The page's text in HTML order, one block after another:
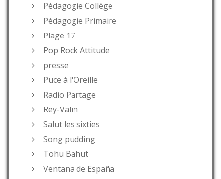
Pédagogie Collège
Pédagogie Primaire
Plage 17
Pop Rock Attitude
presse
Puce à l'Oreille
Radio Partage
Rey-Valin
Salut les sixties
Song pudding
Tohu Bahut
Ventana de España